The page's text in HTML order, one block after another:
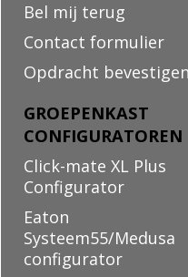
Bel mij terug
Contact formulier
Opdracht bevestigen
GROEPENKAST
CONFIGURATOREN
Click-mate XL Plus
Configurator
Eaton
Systeem55/Medusa
configurator